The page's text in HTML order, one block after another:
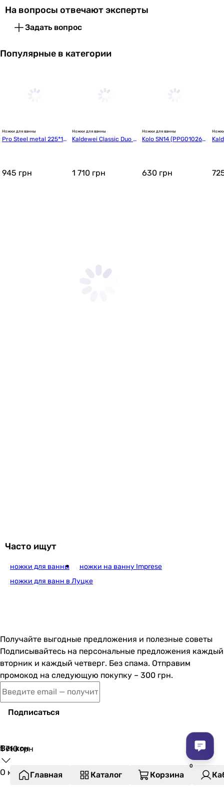
На вопросы отвечают эксперты
Задать вопрос
Популярные в категории
Ножки для ванны
Pro Steel metal 225*18
945 грн
Ножки для ванны
Kaldewei Classic Duo M
1 710 грн
Ножки для ванны
Kolo SN14 (PPG010260
630 грн
Часто ищут
ножки для ванны
ножки на ванну Imprese
ножки для ванн в Луцке
Получайте выгодные предложения и полезные советы
Подписывайтесь на персональные предложения каждый
вторник и каждый четверг. Без спама. Отправим
промокод на следующую покупку – 300 грн.
Подписаться
Венкон
О компании
1 710грн
Главная Каталог Корзина